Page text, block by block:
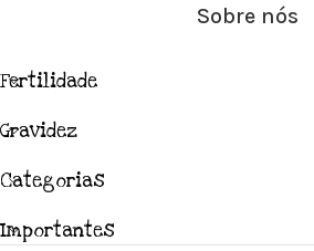
Sobre nós
Fertilidade
Gravidez
Categorias
Importantes